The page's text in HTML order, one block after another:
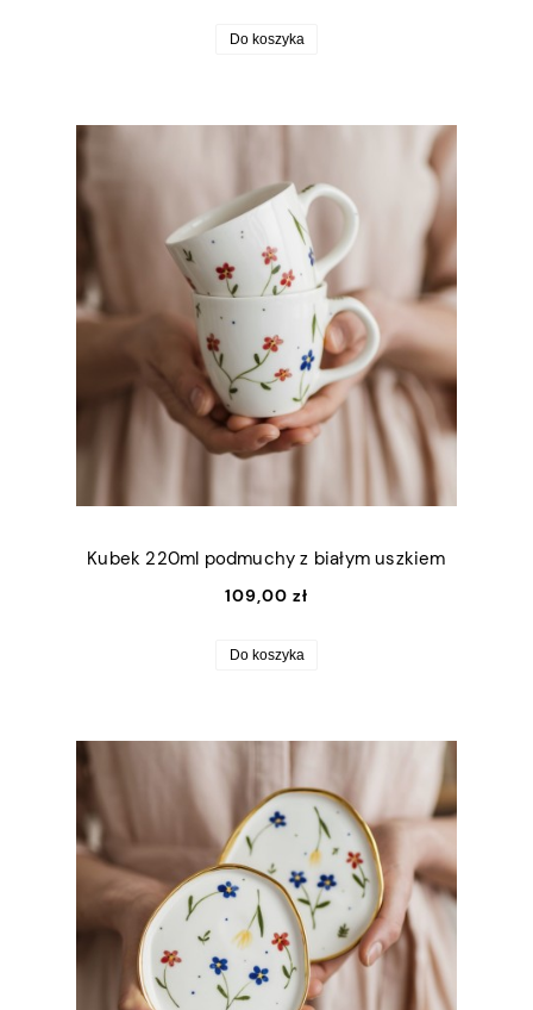
Do koszyka
Kubek 220ml podmuchy z białym uszkiem
109,00 zł
Do koszyka